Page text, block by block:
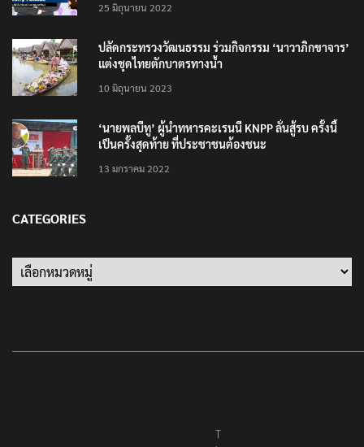
25 มิถุนายน 2022
ปลัดกระทรวงวัฒนธรรม ร่วมกิจกรรม ‘นาวาภิกขาจาร’
แต่งชุดไทยตักบาตรทางน้ำ
10 มิถุนายน 2023
‘นายพลบีทู’ ผู้นำทหารคะเรนนี KNPP ลั่นสู้รบ ครั้งนี้
เป็นครั้งสุดท้าย ที่ประชาชนต้องชนะ
13 มกราคม 2022
CATEGORIES
Categories
T